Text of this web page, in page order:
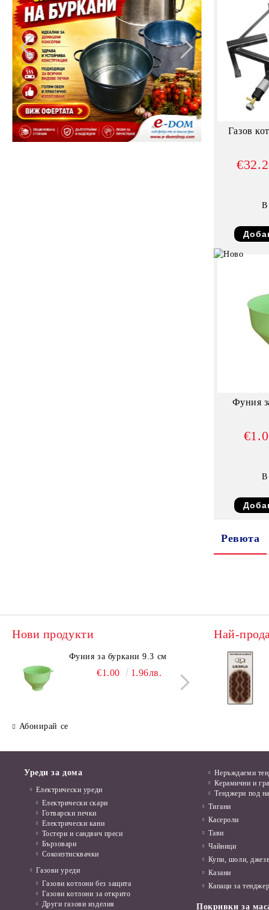
Газов
В
Фуния
В
Ревюта
Нови продукти
Фуния за буркани 9.3 см
€1.00 1.96лв.
Абонирай се
Най-
Уреди за дома
Електрически уреди
Електрически скари
Готварски печки
Електрически кани
Тостери и сандвич преси
Бързовари
Сокоизтисквачки
Газови уреди
Газови котлони без защита
Газови котлони за открито
Други газови изделия
Неръждаеми
Керамични и
Тенджери под
Тигани
Касероли
Тави
Чайници
Купи, шоли,
Казани
Капаци за
Покривки за